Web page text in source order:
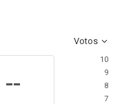
Votos
--
10
9
8
7